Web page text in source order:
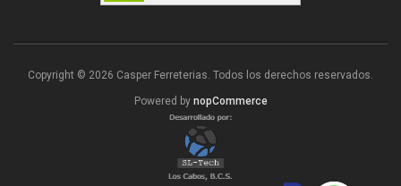
Copyright © 2026 Casper Ferreterias. Todos los derechos reservados.
Powered by nopCommerce